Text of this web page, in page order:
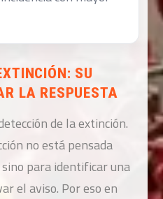
SU
LA RESPUESTA
de la extinción.
no está pensada
para identificar una
el aviso. Por eso en